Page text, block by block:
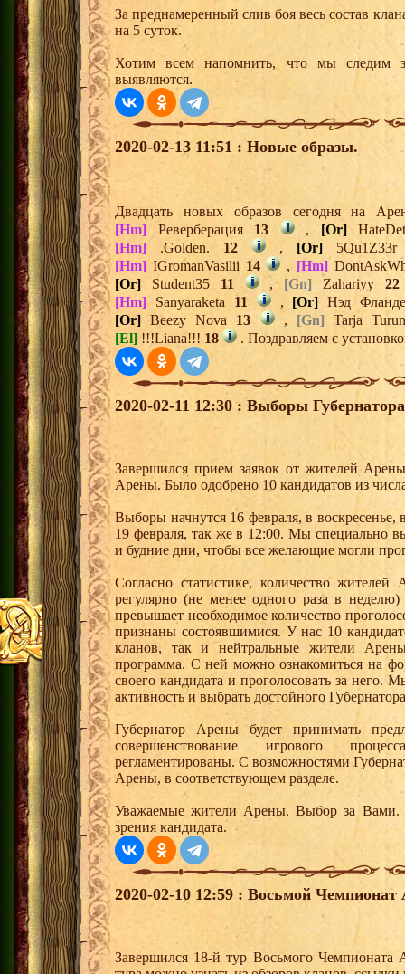
За преднамеренный слив боя весь состав
на 5 суток.
Хотим всем напомнить, что мы следим
выявляются.
2020-02-13 11:51 : Новые образы.
Двадцать новых образов сегодня на
[Hm] Реверберация 13 , [Or]
[Hm] .Golden. 12 , [Or]
[Hm] IGromanVasilii 14 , [Hm]
[Or] Student35 11 , [Gn] Zahariyy22
[Hm] Sanyaraketa 11 , [Or] Нэд
[Or] Beezy Nova 13 , [Gn] Tarja
[El] !!!Liana!!! 18 . Поздравляем с
2020-02-11 12:30 : Выборы
Завершился прием заявок от жителей
Арены. Было одобрено 10 кандидатов из
Выборы начнутся 16 февраля, в
19 февраля, так же в 12:00. Мы специально
и будние дни, чтобы все желающие могли
Согласно статистике, количество
регулярно (не менее одного раза в
превышает необходимое количество
признаны состоявшимися. У нас 10
кланов, так и нейтральные жители
программа. С ней можно ознакомиться на
своего кандидата и проголосовать за
активность и выбрать достойного
Губернатор Арены будет принимать
совершенствование игрового
регламентированы. С возможностями
Арены, в соответствующем разделе.
Уважаемые жители Арены. Выбор за Вами.
зрения кандидата.
2020-02-10 12:59 : Восьмой
Завершился 18-й тур Восьмого